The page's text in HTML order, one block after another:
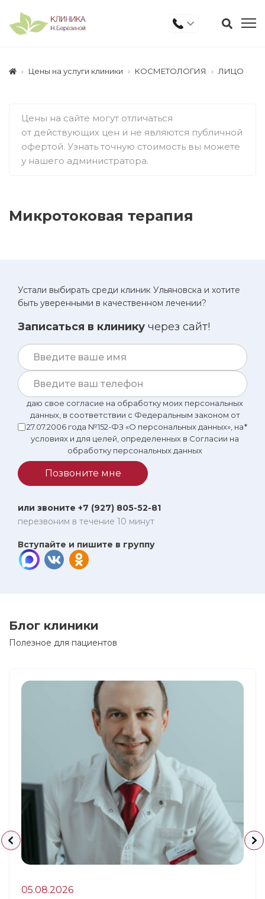
Цены на услуги клиники КОСМЕТОЛОГИЯ ЛИЦО
Цены на сайте могут отличаться
от действующих цен и не являются публичной
офертой. Узнать точную стоимость вы можете
у нашего администратора.
Микротоковая терапия
Устали выбирать среди клиник Ульяновска и хотите
быть уверенными в качественном лечении?
Записаться в клинику через сайт!
даю свое согласие на обработку моих персональных
данных, в соответствии с Федеральным законом от
27.07.2006 года №152-ФЗ «О персональных данных», на
условиях и для целей, определенных в Согласии на
обработку персональных данных
*
Позвоните мне
или звоните +7 (927) 805-52-81
перезвоним в течение 10 минут
Вступайте и пишите в группу
Блог клиники
Полезное для пациентов
05.08.2026